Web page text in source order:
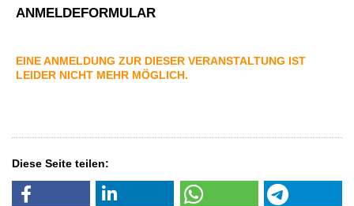
ANMELDEFORMULAR
EINE ANMELDUNG ZUR DIESER VERANSTALTUNG IST
LEIDER NICHT MEHR MÖGLICH.
Diese Seite teilen: